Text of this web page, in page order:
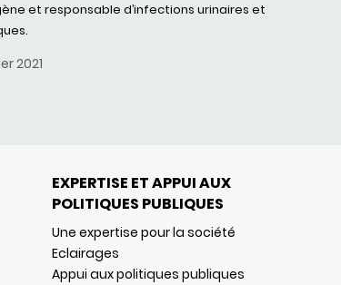
et responsable d’infections urinaires et
2021
EXPERTISE ET APPUI AUX
POLITIQUES PUBLIQUES
Une expertise pour la société
Eclairages
Appui aux politiques publiques